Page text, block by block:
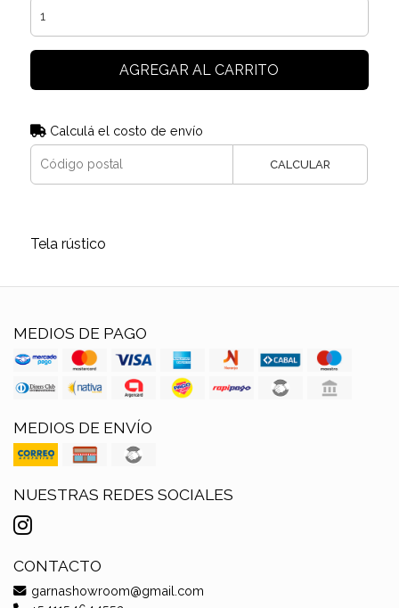
AGREGAR AL CARRITO
Calculá el costo de envío
CALCULAR
Tela rústico
MEDIOS DE PAGO
MEDIOS DE ENVÍO
NUESTRAS REDES SOCIALES
CONTACTO
garnashowroom@gmail.com